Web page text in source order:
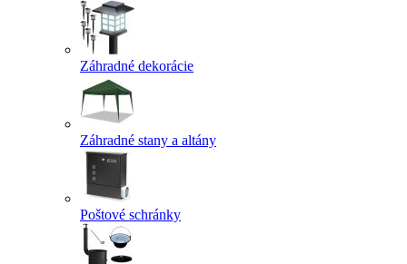
Záhradné dekorácie
Záhradné stany a altány
Poštové schránky